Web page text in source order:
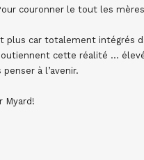
couronner le tout les
plus car totalement intégrés
cette réalité …
à l’avenir.
Myard!